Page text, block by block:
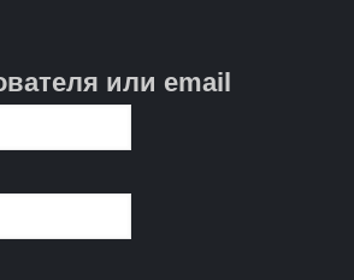
или email